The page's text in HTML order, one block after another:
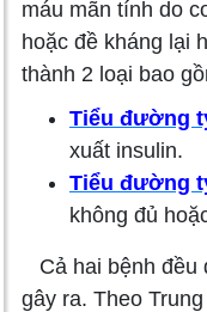
máu mãn tính do
hoặc đề kháng lại
thành 2 loại bao
Tiểu đường
xuất insulin.
Tiểu đường
không đủ
Cả hai bệnh đều
gây ra. Theo